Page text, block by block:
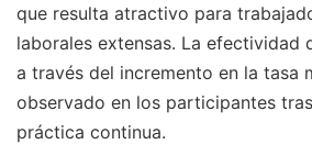
que resulta atractivo para
laborales extensas. La efectividad
a través del incremento en la tasa
observado en los participantes
práctica continua.